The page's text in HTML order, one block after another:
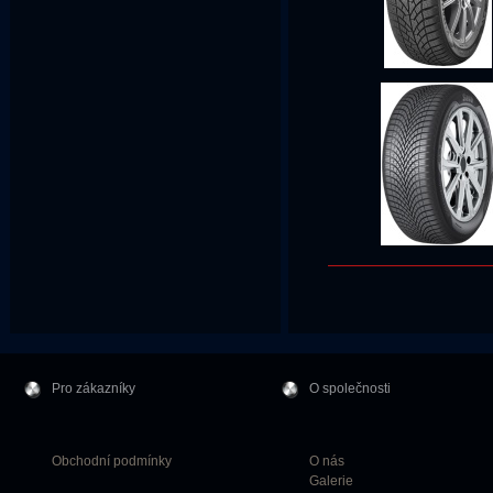
Pro zákazníky
Obchodní podmínky
O společnosti
O nás
Galerie